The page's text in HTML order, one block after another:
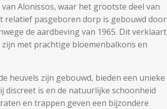
Alonissos, waar het grootste deel van
relatief pasgeboren dorp is gebouwd door
de aardbeving van 1965. Dit verklaart
met prachtige bloemenbalkons en
heuvels zijn gebouwd, bieden een unieke
is en de natuurlijke schoonheid
en trappen geven een bijzondere